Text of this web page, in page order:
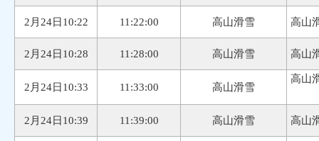
2月24日10:22 11:22:00 高山滑雪 高山
2月24日10:28 11:28:00 高山滑雪 高山
2月24日10:33 11:33:00 高山滑雪
高山
2月24日10:39 11:39:00 高山滑雪 高山